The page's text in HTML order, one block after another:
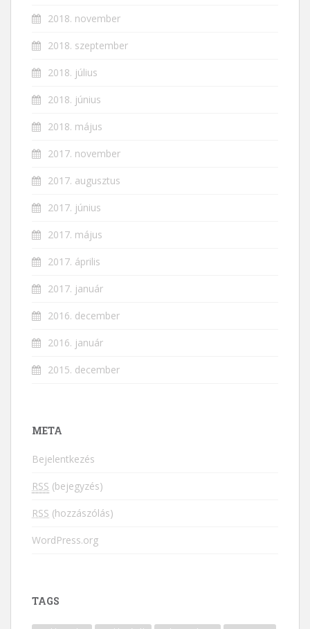
2018. november
2018. szeptember
2018. július
2018. június
2018. május
2017. november
2017. augusztus
2017. június
2017. május
2017. április
2017. január
2016. december
2016. január
2015. december
META
Bejelentkezés
RSS (bejegyzés)
RSS (hozzászólás)
WordPress.org
TAGS